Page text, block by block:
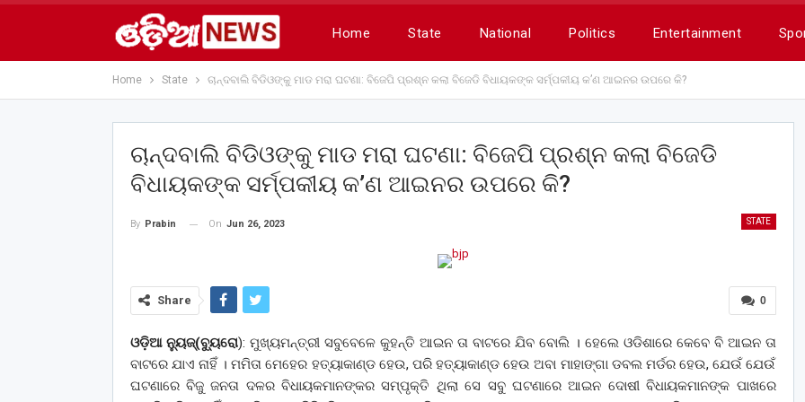
Home State National Politics Entertainment
Home State ଚାନ୍ଦବାଲି ବିଡିଓଙ୍କୁ ମାଡ ମରା ଘଟଣା: ବିଜେପି ପ୍ରଶ୍ନ କଲା ବିଜେଡି ବିଧାୟକଙ୍କ ସର୍ମ୍ପକୀୟ କ’ଣ ଆଇନର ଉପରେ କି?
ଚାନ୍ଦବାଲି ବିଡିଓଙ୍କୁ ମାଡ ମରା ଘଟଣା: ବିଜେପି ପ୍ରଶ୍ନ କଲା ବିଜେଡି
ବିଧାୟକଙ୍କ ସର୍ମ୍ପକୀୟ କ’ଣ ଆଇନର ଉପରେ କି?
STATE
By Prabin On Jun 26, 2023
0
Share
ଓଡ଼ିଆ ନ୍ୟୁଜ୍(ବ୍ୟୁରୋ): ମୁଖ୍ୟମନ୍ତ୍ରୀ ସବୁବେଳେ କୁହନ୍ତି ଆଇନ ତା ବାଟରେ ଯିବ ବୋଲି । ହେଲେ ଓଡିଶାରେ କେବେ ବି ଆଇନ ତା
ବାଟରେ ଯାଏ ନାହିଁ । ମମିତା ମେହେର ହତ୍ୟାକାଣ୍ଡ ହେଉ, ପରି ହତ୍ୟାକାଣ୍ଡ ହେଉ ଅବା ମାହାଙ୍ଗା ଡବଲ ମର୍ଡର ହେଉ, ଯେଉଁ ଯେଉଁ
ଘଟଣାରେ ବିଜୁ ଜନତା ଦଳର ବିଧାୟକମାନଙ୍କର ସମ୍ପୃକ୍ତି ଥିଲା ସେ ସବୁ ଘଟଣାରେ ଆଇନ ଦୋଷୀ ବିଧାୟକମାନଙ୍କ ପାଖରେ